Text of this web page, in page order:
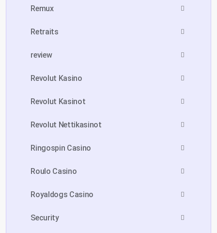
Remux
Retraits
review
Revolut Kasino
Revolut Kasinot
Revolut Nettikasinot
Ringospin Casino
Roulo Casino
Royaldogs Casino
Security